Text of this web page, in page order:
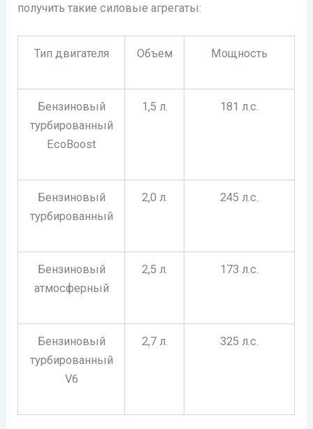
получить такие силовые агрегаты:
Тип двигателя Объем Мощность
Бензиновый
турбированный
EcoBoost
1,5 л. 181 л.с.
Бензиновый
турбированный
2,0 л. 245 л.с.
Бензиновый
атмосферный
2,5 л. 173 л.с.
Бензиновый
турбированный
V6
2,7 л. 325 л.с.